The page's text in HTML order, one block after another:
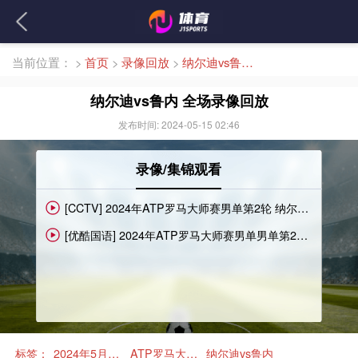
当前位置： > 首页 > 录像回放 > 纳尔迪vs鲁内 全场录像回放
纳尔迪vs鲁内 全场录像回放
发布时间: 2024-05-15 02:46
录像/集锦观看
[CCTV] 2024年ATP罗马大师赛男单第2轮 纳尔迪vs鲁内 全场录像回放
[优酷国语] 2024年ATP罗马大师赛男单男单第2轮 吉隆vs卢布列夫 全场录像回放
标签： 2024年5月12日 ATP罗马大师赛男单第2轮 纳尔迪vs鲁内